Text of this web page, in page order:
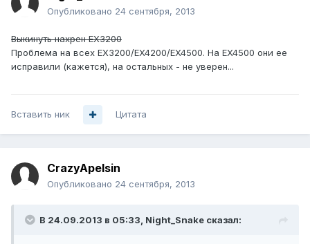
Опубликовано 24 сентября, 2013
Выкинуть нахрен EX3200
Проблема на всех EX3200/EX4200/EX4500. На EX4500 они ее
исправили (кажется), на остальных - не уверен...
Вставить ник Цитата
CrazyApelsin
Опубликовано 24 сентября, 2013
В 24.09.2013 в 05:33, Night_Snake сказал: